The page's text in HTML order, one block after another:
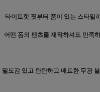
타이트핫 핏부터 품이 있는 스타일
어떤 폼의 팬츠를 재작하셔도 만족
밀도감 있고 탄탄하고 매트한 무광